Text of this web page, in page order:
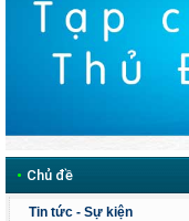
• Chủ đề
Tin tức - Sự kiện